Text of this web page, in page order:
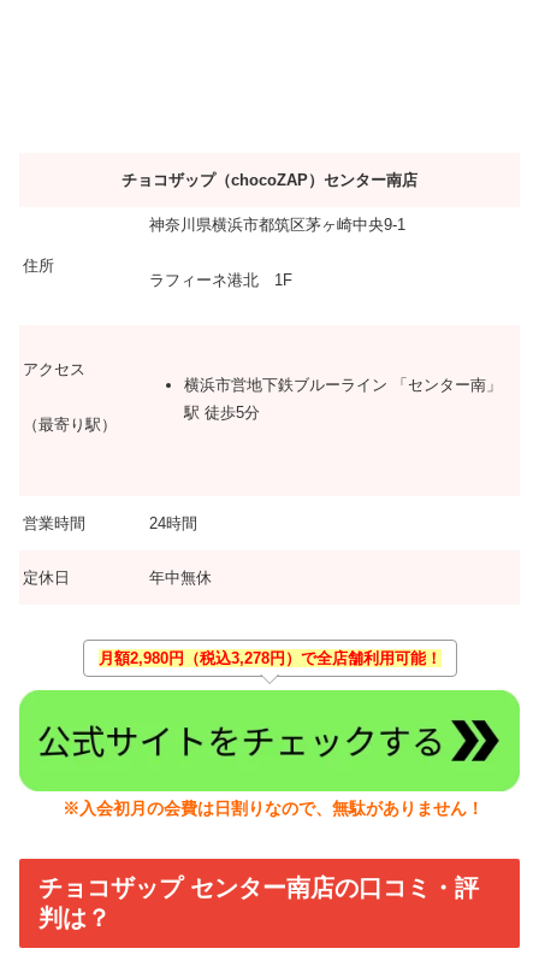
チョコザップ（chocoZAP）センター南店
住所
神奈川県横浜市都筑区茅ヶ崎中央9-1
ラフィーネ港北 1F
アクセス
（最寄り駅）
横浜市営地下鉄ブルーライン 「センター南」
駅 徒歩5分
営業時間 24時間
定休日 年中無休
月額2,980円（税込3,278円）で全店舗利用可能！
※入会初月の会費は日割りなので、無駄がありません！
チョコザップ センター南店の口コミ・評
判は？